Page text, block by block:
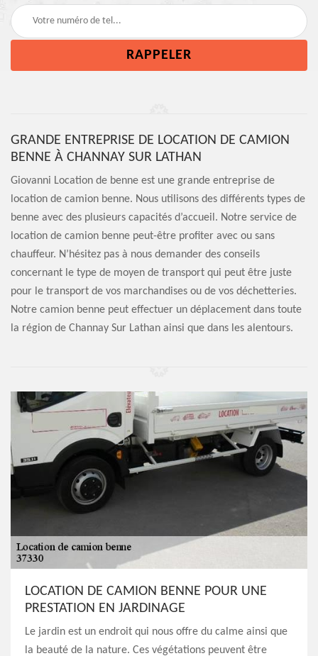
GRANDE ENTREPRISE DE LOCATION DE CAMION
BENNE À CHANNAY SUR LATHAN
Giovanni Location de benne est une grande entreprise de
location de camion benne. Nous utilisons des différents types de
benne avec des plusieurs capacités d’accueil. Notre service de
location de camion benne peut-être profiter avec ou sans
chauffeur. N’hésitez pas à nous demander des conseils
concernant le type de moyen de transport qui peut être juste
pour le transport de vos marchandises ou de vos déchetteries.
Notre camion benne peut effectuer un déplacement dans toute
la région de Channay Sur Lathan ainsi que dans les alentours.
LOCATION DE CAMION BENNE POUR UNE
PRESTATION EN JARDINAGE
Le jardin est un endroit qui nous offre du calme ainsi que
la beauté de la nature. Ces végétations peuvent être